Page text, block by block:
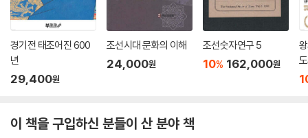
과 의궤의 개별 기록을 통해 귀납적으로 추론하였다. 제3장 ‘조선왕실의
태실가봉’에서는 국왕의 태실에 석물을 설치하는 가봉에 관하여 고찰하였
다. 가봉은 최초의 태실을 만드는 안태에 이은 후속 절차로서 국왕태실에
위용을 갖추기 위해 예외 없이 적용되었다. 『태봉등록』과 조선 후기 의궤,
가봉태실을 그린 도형인 〈태봉도〉 등을 통해 검토하였다.
주요 사실들을 고찰하였다. 수개는 국왕태실의 안태와 가봉에 이어 치러진
경기전 태조어진 600
년
29,400원
조선시대 문화의 이해
24,000원
조선숫자연구 5
10% 162,000원
이 책을 구입하신 분들이 산 분야 책